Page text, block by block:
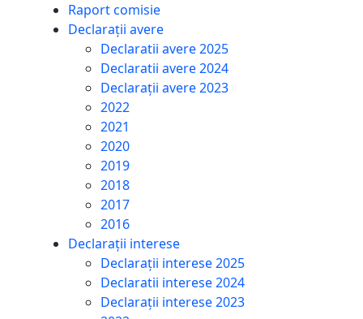
Raport comisie
Declarații avere
Declaratii avere 2025
Declaratii avere 2024
Declarații avere 2023
2022
2021
2020
2019
2018
2017
2016
Declarații interese
Declarații interese 2025
Declaratii interese 2024
Declarații interese 2023